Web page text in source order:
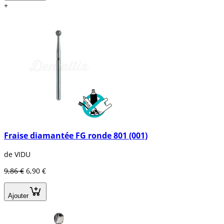
+
Fraise diamantée FG ronde 801 (001)
de VIDU
9,86 € 6,90 €
Ajouter